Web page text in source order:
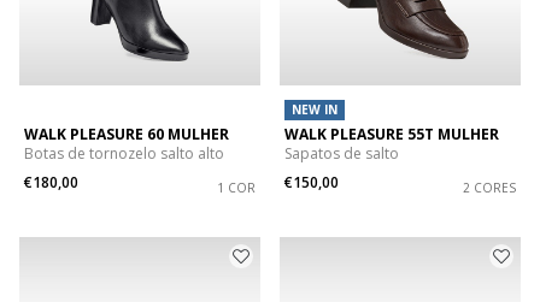
WALK PLEASURE 60 MULHER
Botas de tornozelo salto alto
€180,00
1 COR
NEW IN
WALK PLEASURE 55T MULHER
Sapatos de salto
€150,00
2 CORES